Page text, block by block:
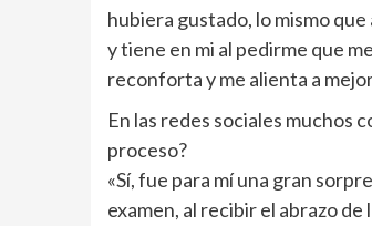
hubiera gustado, lo mismo
y tiene en mi al pedirme que
reconforta y me alienta a
En las redes sociales muchos
proceso?
«Sí, fue para mí una gran
examen, al recibir el abrazo